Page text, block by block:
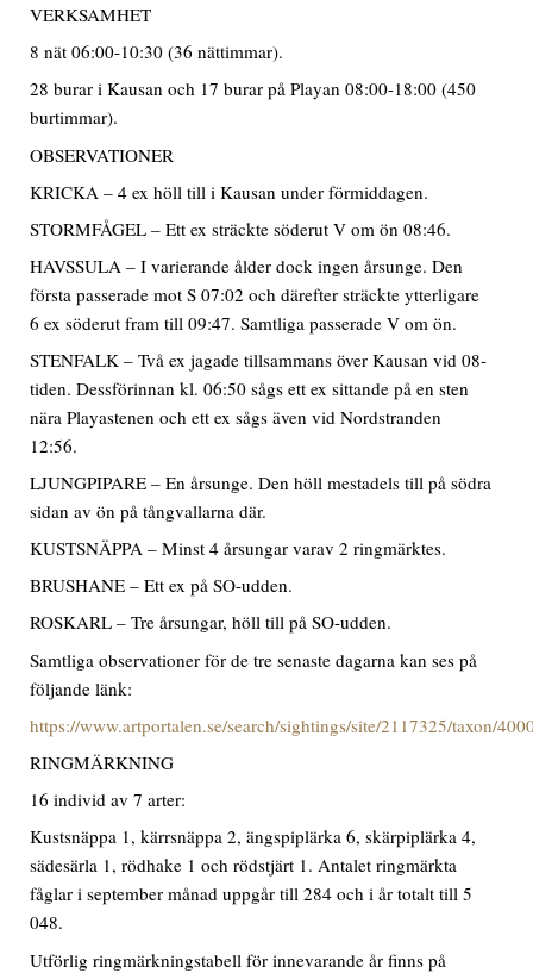
VERKSAMHET
8 nät 06:00-10:30 (36 nättimmar).
28 burar i Kausan och 17 burar på Playan 08:00-18:00 (450
burtimmar).
OBSERVATIONER
KRICKA – 4 ex höll till i Kausan under förmiddagen.
STORMFÅGEL – Ett ex sträckte söderut V om ön 08:46.
HAVSSULA – I varierande ålder dock ingen årsunge. Den
första passerade mot S 07:02 och därefter sträckte ytterligare
6 ex söderut fram till 09:47. Samtliga passerade V om ön.
STENFALK – Två ex jagade tillsammans över Kausan vid 08-
tiden. Dessförinnan kl. 06:50 sågs ett ex sittande på en sten
nära Playastenen och ett ex sågs även vid Nordstranden
12:56.
LJUNGPIPARE – En årsunge. Den höll mestadels till på södra
sidan av ön på tångvallarna där.
KUSTSNÄPPA – Minst 4 årsungar varav 2 ringmärktes.
BRUSHANE – Ett ex på SO-udden.
ROSKARL – Tre årsungar, höll till på SO-udden.
Samtliga observationer för de tre senaste dagarna kan ses på
följande länk:
https://www.artportalen.se/search/sightings/site/2117325/taxon/
RINGMÄRKNING
16 individ av 7 arter:
Kustsnäppa 1, kärrsnäppa 2, ängspiplärka 6, skärpiplärka 4,
sädesärla 1, rödhake 1 och rödstjärt 1. Antalet ringmärkta
fåglar i september månad uppgår till 284 och i år totalt till 5
048.
Utförlig ringmärkningstabell för innevarande år finns på